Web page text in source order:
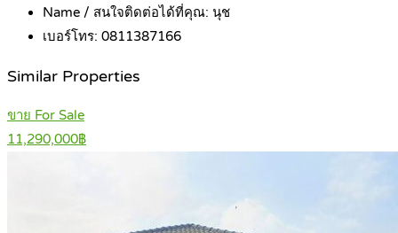
Name / สนใจติดต่อได้ที่คุณ: นุช
เบอร์โทร: 0811387166
Similar Properties
ขาย For Sale
11,290,000฿